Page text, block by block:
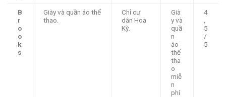
B
r
o
o
k
s
Giày và quần áo thể
thao.
Chỉ cư
dân Hoa
Kỳ.
Già
y và
quầ
n
áo
thể
tha
o
miễ
n
phí
4
5
/
5